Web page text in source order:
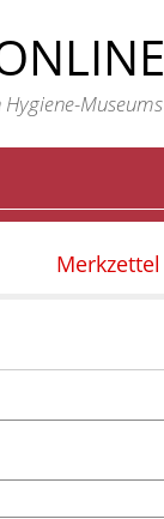
Museums
Merkzettel